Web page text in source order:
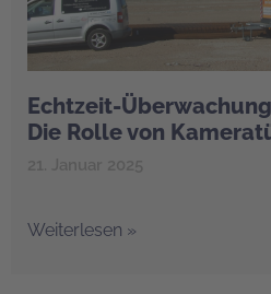
Echtzeit-
Die Rolle von
Weiterlesen »